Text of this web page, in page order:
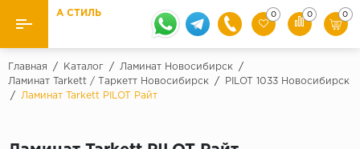
Назад
Ламинат
А СТИЛЬ 0 0 0
Главная / Каталог / Ламинат Новосибирск
/
Ламинат Tarkett / Таркетт Новосибирск
/
PILOT 1033 Новосибирск
/
Ламинат Tarkett PILOT Райт